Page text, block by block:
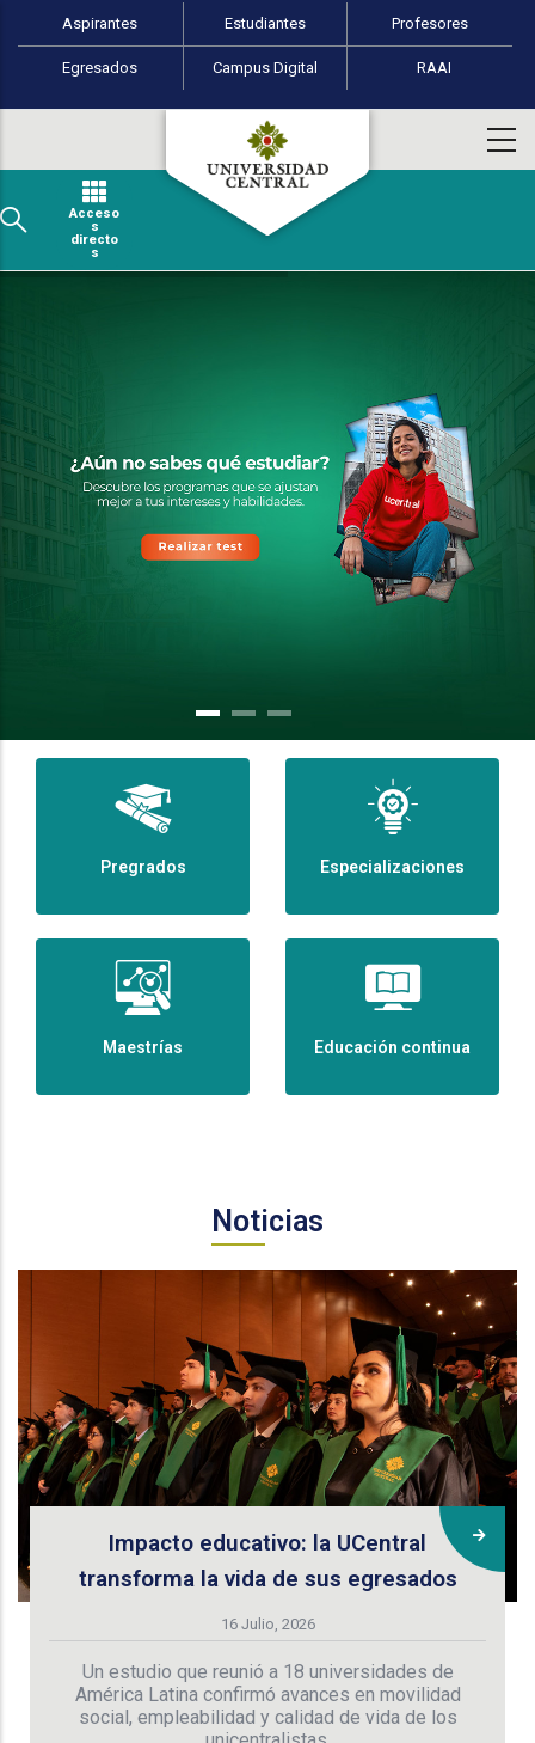
Pasar al contenido principal
Perfiles de usuario
Aspirantes Estudiantes Profesores
Egresados Campus Digital RAAI
Acceso
s
directo
s
Pregrados Especializaciones
Maestrías Educación continua
Noticias
Impacto educativo: la UCentral
transforma la vida de sus egresados
16 Julio, 2026
Un estudio que reunió a 18 universidades de
América Latina confirmó avances en movilidad
social, empleabilidad y calidad de vida de los